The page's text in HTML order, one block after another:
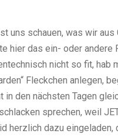
uns schauen, was wir aus
hier das ein- oder
nicht so fit, hab
Fleckchen anlegen,
in den nächsten Tagen
sprechen, weil
herzlich dazu eingeladen,